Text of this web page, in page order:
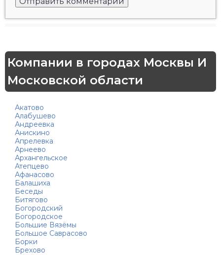
Компании в городах Москвы И
Московской области
Акатово
Алабушево
Андреевка
Анискино
Апрелевка
Арнеево
Архангельское
Атепцево
Афанасово
Балашиха
Беседы
Битягово
Богородский
Богородское
Большие Вязёмы
Большое Саврасово
Борки
Брехово